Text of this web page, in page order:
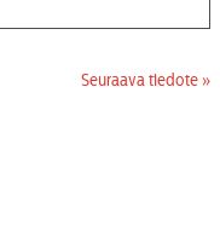
Seuraava tiedote »